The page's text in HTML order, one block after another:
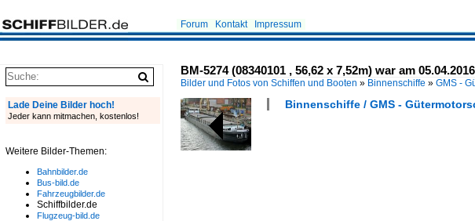
Forum Kontakt Impressum
BM-5274 (08340101 , 56,62 x 7,52m) war am
Bilder und Fotos von Schiffen und Booten » Binnenschiffe » GMS -
Binnenschiffe / GMS -
Lade Deine Bilder hoch!
Jeder kann mitmachen, kostenlos!
Weitere Bilder-Themen:
Bahnbilder.de
Bus-bild.de
Fahrzeugbilder.de
Schiffbilder.de
Flugzeug-bild.de